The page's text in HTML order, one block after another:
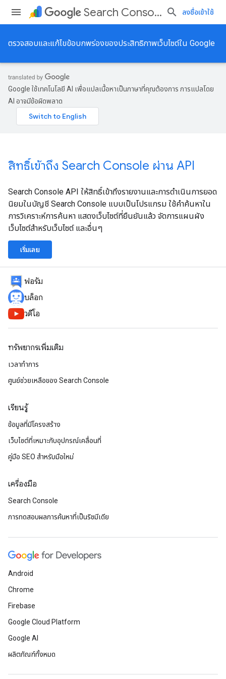
Search Console API ลงชื่อเข้าใช้
ตรวจสอบและแก้ไขข้อบกพร่องของประสิทธิภาพเว็บไซต์ใน Google
Google ใช้เทคโนโลยี AI เพื่อแปลเนื้อหาเป็นภาษาที่คุณต้องการ การแปลโดย
AI อาจมีข้อผิดพลาด
สิทธิ์เข้าถึง Search Console ผ่าน API
Search Console API ให้สิทธิ์เข้าถึงรายงานและการดำเนินการยอด
นิยมในบัญชี Search Console แบบเป็นโปรแกรม ใช้คำค้นหาใน
การวิเคราะห์การค้นหา แสดงเว็บไซต์ที่ยืนยันแล้ว จัดการแผนผัง
เว็บไซต์สำหรับเว็บไซต์ และอื่นๆ
เริ่มเลย
ฟอรัม
บล็อก
วิดีโอ
ทรัพยากรเพิ่มเติม
เวลาทำการ
ศูนย์ช่วยเหลือของ Search Console
เรียนรู้
ข้อมูลที่มีโครงสร้าง
เว็บไซต์ที่เหมาะกับอุปกรณ์เคลื่อนที่
คู่มือ SEO สำหรับมือใหม่
เครื่องมือ
Search Console
การทดสอบผลการค้นหาที่เป็นริชมีเดีย
Android
Chrome
Firebase
Google Cloud Platform
Google AI
ผลิตภัณฑ์ทั้งหมด